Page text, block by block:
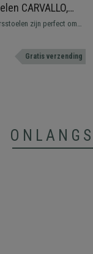
CARVALLO,
Zwart
zijn perfect om
te bieden.
materialen en comfort
Gratis verzending
ONLANGS